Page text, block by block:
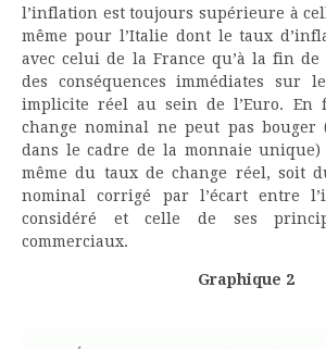
l’inflation est toujours supérieure à
même pour l’Italie dont le taux
avec celui de la France qu’à la fin de
des conséquences immédiates sur
implicite réel au sein de l’Euro. En
change nominal ne peut pas bouger
dans le cadre de la monnaie unique)
même du taux de change réel, soit
nominal corrigé par l’écart entre
considéré et celle de ses
commerciaux.
Graphique 2